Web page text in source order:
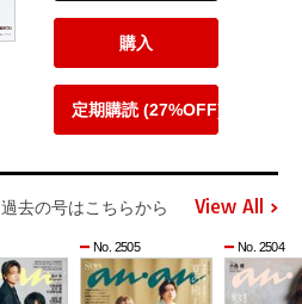
購入
定期購読 (27%OFF)
過去の号はこちらから View All
No. 2505 No. 2504